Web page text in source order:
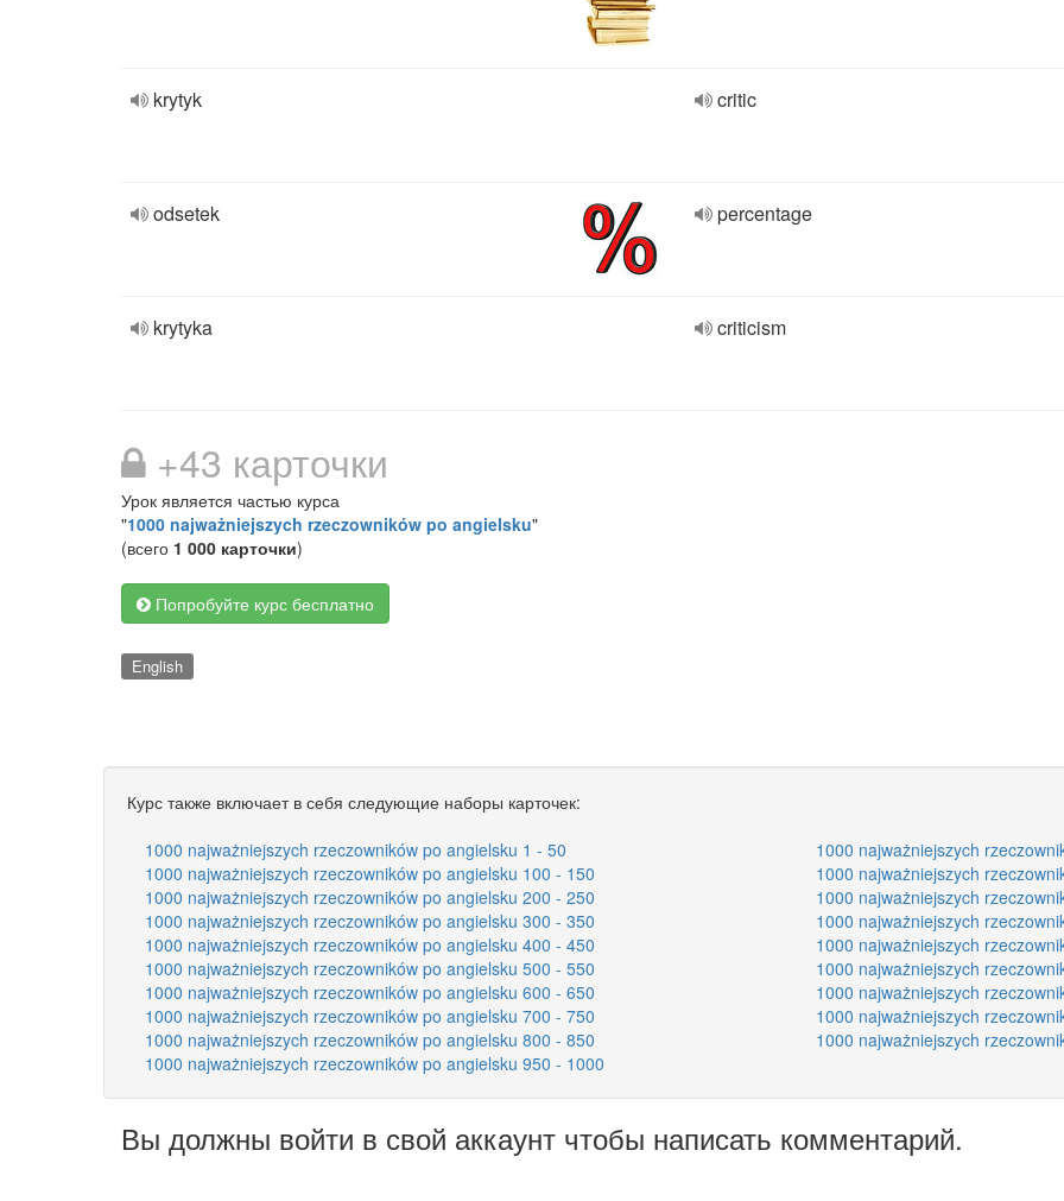
krytyk critic
odsetek percentage
krytyka criticism
+43 карточки
Урок является частью курса
"1000 najważniejszych rzeczowników po angielsku"
(всего 1 000 карточки)
Попробуйте курс бесплатно
English
Курс также включает в себя следующие наборы карточек:
1000 najważniejszych rzeczowników po angielsku 1 - 50
1000 najważniejszych
1000 najważniejszych rzeczowników po angielsku 100 - 150
1000 najważniejszych
1000 najważniejszych rzeczowników po angielsku 200 - 250
1000 najważniejszych
1000 najważniejszych rzeczowników po angielsku 300 - 350
1000 najważniejszych
1000 najważniejszych rzeczowników po angielsku 400 - 450
1000 najważniejszych
1000 najważniejszych rzeczowników po angielsku 500 - 550
1000 najważniejszych
1000 najważniejszych rzeczowników po angielsku 600 - 650
1000 najważniejszych
1000 najważniejszych rzeczowników po angielsku 700 - 750
1000 najważniejszych
1000 najważniejszych rzeczowników po angielsku 800 - 850
1000 najważniejszych
1000 najważniejszych rzeczowników po angielsku 950 - 1000
Вы должны войти в свой аккаунт чтобы написать комментарий.